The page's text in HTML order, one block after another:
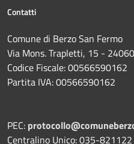
Contatti
Comune di Berzo San Fermo
Via Mons. Trapletti, 15 -
Codice Fiscale: 00566590162
Partita IVA: 00566590162
PEC:
Centralino Unico: 035-821122